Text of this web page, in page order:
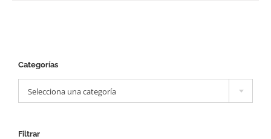
Categorías
Selecciona una categoría
Filtrar